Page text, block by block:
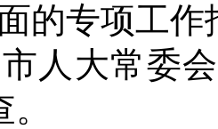
的专项工作
市人大常委